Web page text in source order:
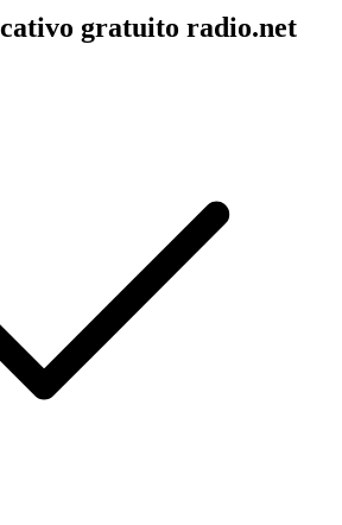
gratuito radio.net